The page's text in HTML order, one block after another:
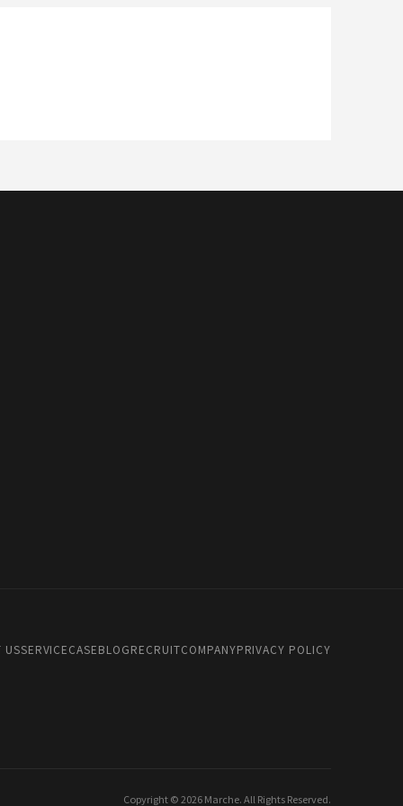
USSERVICECASEBLOGRECRUITCOMPANYPRIVACY POLICY
Copyright © 2026 Marche. All Rights Reserved.